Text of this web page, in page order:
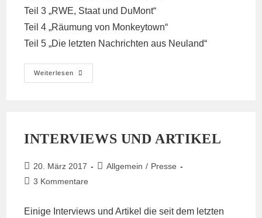
Teil 3„RWE, Staat und DuMont“
Teil 4„Räumung von Monkeytown“
Teil 5„Die letzten Nachrichten aus Neuland“
Weiterlesen
Hörbuch
„Mit
INTERVIEWS UND ARTIKEL
Beitrag
veröffentlicht:
20. März 2017
Beitrags-
Allgemein / Presse
Beitrags-
3 Kommentare
Einige Interviews und Artikel die seit dem letzten